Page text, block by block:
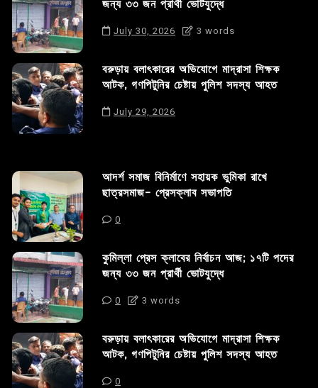
জন্য ৩৩ জন প্রার্থী ভোটযুদ্ধে
July 30, 2026 3 words
বরুড়ায় বলাৎকারের অভিযোগে মাদ্রাসা শিক্ষক
আটক, গণপিটুনির চেষ্টায় পুলিশ সদস্য আহত
July 29, 2026
আদর্শ সমাজ বিনির্মাণে সহায়ক ভুমিকা রাখে
ছাত্রসমাজ- প্রেসক্লাব সভাপতি
0
কুমিল্লা প্রেস ক্লাবের নির্বাচন আজ; ১৭টি পদের
জন্য ৩৩ জন প্রার্থী ভোটযুদ্ধে
0 3 words
বরুড়ায় বলাৎকারের অভিযোগে মাদ্রাসা শিক্ষক
আটক, গণপিটুনির চেষ্টায় পুলিশ সদস্য আহত
0